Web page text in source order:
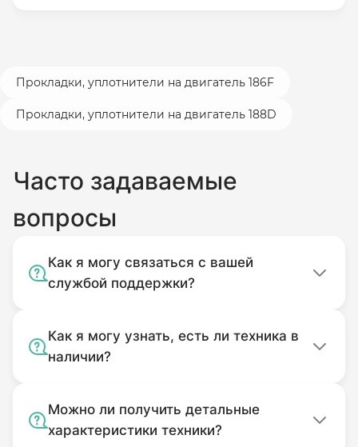
зажигания.
свойств материала изделия, шлифовка,
подрезка и т.п.).
использования (несоблюдение
температурного режима, воздействие
повреждения, попадание внутрь корпуса
посторонних предметов).
Комплектность подачи которого не
соответствует комплекту покупки.
Прокладки, уплотнители на двигатель 186F
Прокладки, уплотнители на двигатель 188D
Часто задаваемые
вопросы
Как я могу связаться с вашей
службой поддержки?
Как я могу узнать, есть ли техника в
наличии?
Можно ли получить детальные
характеристики техники?